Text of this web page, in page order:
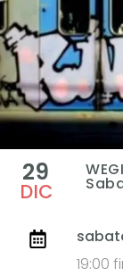
29
DIC
19:00